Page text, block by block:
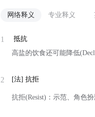
网络释义 专业释义
1
抵抗
高盐的饮食还可能降低
2 [法] 抗拒
抗拒(Resist)：示范、角色